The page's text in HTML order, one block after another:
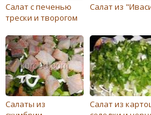
Салат с печенью
трески и творогом
Салат из
Салаты из
Салат из